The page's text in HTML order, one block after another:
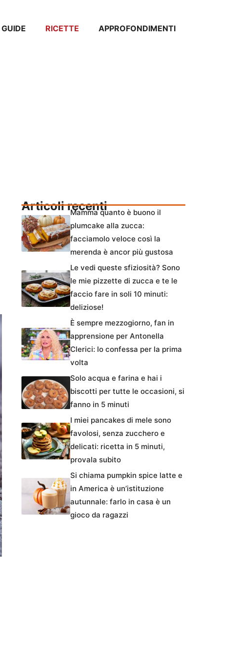
GUIDE RICETTE APPROFONDIMENTI
Articoli recentiMamma quanto è buono il
plumcake alla zucca:
facciamolo veloce così la
merenda è ancor più gustosa
Le vedi queste sfiziosità? Sono
le mie pizzette di zucca e te le
faccio fare in soli 10 minuti:
deliziose!
È sempre mezzogiorno, fan in
apprensione per Antonella
Clerici: lo confessa per la prima
volta
Solo acqua e farina e hai i
biscotti per tutte le occasioni, si
fanno in 5 minuti
I miei pancakes di mele sono
favolosi, senza zucchero e
delicati: ricetta in 5 minuti,
provala subito
Si chiama pumpkin spice latte e
in America è un’istituzione
autunnale: farlo in casa è un
gioco da ragazzi